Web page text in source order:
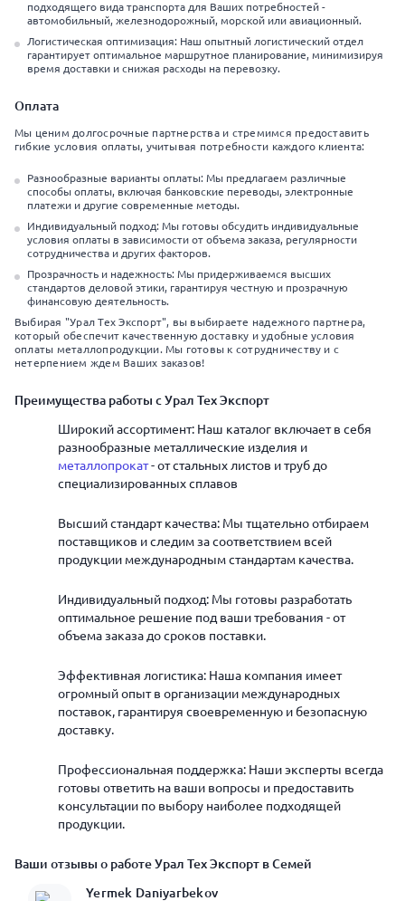
подходящего вида транспорта для Ваших потребностей -
автомобильный, железнодорожный, морской или авиационный.
Логистическая оптимизация: Наш опытный логистический отдел
гарантирует оптимальное маршрутное планирование, минимизируя
время доставки и снижая расходы на перевозку.
Оплата
Мы ценим долгосрочные партнерства и стремимся предоставить
гибкие условия оплаты, учитывая потребности каждого клиента:
Разнообразные варианты оплаты: Мы предлагаем различные
способы оплаты, включая банковские переводы, электронные
платежи и другие современные методы.
Индивидуальный подход: Мы готовы обсудить индивидуальные
условия оплаты в зависимости от объема заказа, регулярности
сотрудничества и других факторов.
Прозрачность и надежность: Мы придерживаемся высших
стандартов деловой этики, гарантируя честную и прозрачную
финансовую деятельность.
Выбирая "Урал Тех Экспорт", вы выбираете надежного партнера,
который обеспечит качественную доставку и удобные условия
оплаты металлопродукции. Мы готовы к сотрудничеству и с
нетерпением ждем Ваших заказов!
Преимущества работы с Урал Тех Экспорт
Широкий ассортимент: Наш каталог включает в себя
разнообразные металлические изделия и
металлопрокат- от стальных листов и труб до
специализированных сплавов
Высший стандарт качества: Мы тщательно отбираем
поставщиков и следим за соответствием всей
продукции международным стандартам качества.
Индивидуальный подход: Мы готовы разработать
оптимальное решение под ваши требования - от
объема заказа до сроков поставки.
Эффективная логистика: Наша компания имеет
огромный опыт в организации международных
поставок, гарантируя своевременную и безопасную
доставку.
Профессиональная поддержка: Наши эксперты всегда
готовы ответить на ваши вопросы и предоставить
консультации по выбору наиболее подходящей
продукции.
Ваши отзывы о работе Урал Тех Экспорт в Семей
Yermek Daniyarbekov